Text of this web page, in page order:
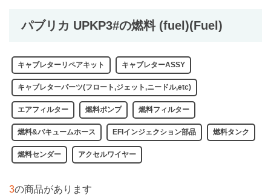
パブリカ UPKP3#の燃料 (fuel)(Fuel)
キャブレターリペアキット キャブレターASSY
キャブレターパーツ(フロート,ジェット,ニードル,etc)
エアフィルター 燃料ポンプ 燃料フィルター
燃料&バキュームホース EFIインジェクション部品 燃料タンク
燃料センダー アクセルワイヤー
3の商品があります